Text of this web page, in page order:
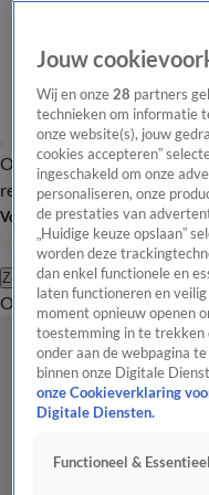
Overzicht Laatste nieuws
redactie
Volg Hart van Nederland
Zoeken
OverzichtRegio
Jouw
Wij en onze28 partners
technieken om informatie
onze website(s), jouw
cookies accepteren”
ingeschakeld om onze
personaliseren, onze
de prestaties van
„Huidige keuze opslaan”
worden deze
dan enkel functionele en
laten functioneren en
moment opnieuw openen
toestemming in te trekken
onder aan de webpagina
binnen onze Digitale
onze Cookieverklaring
Digitale Diensten.
Functioneel & Essentieel